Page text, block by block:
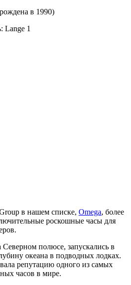
в 1990)
Lange 1
в нашем списке, Omega, более
роскошные часы для
полюсе, запускались в
океана в подводных лодках.
репутацию одного из самых
часов в мире.